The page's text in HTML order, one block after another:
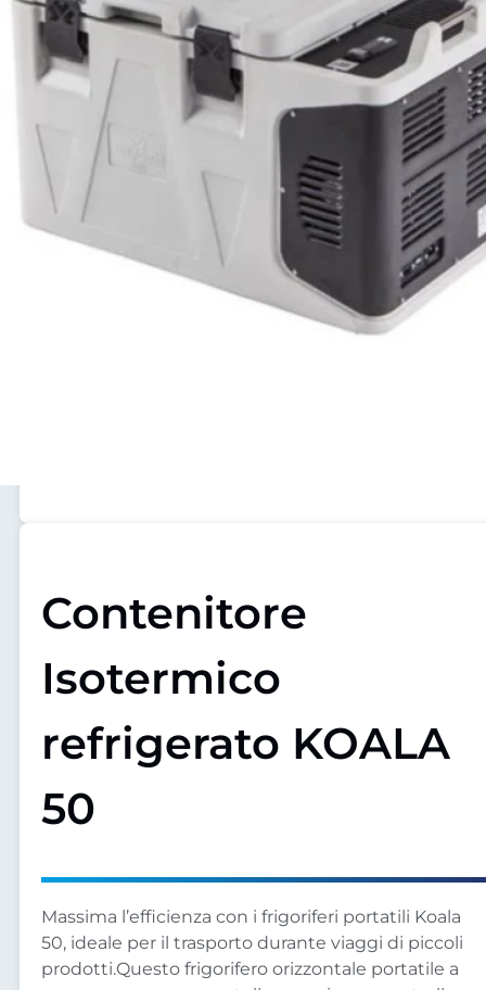
Contenitore
Isotermico
refrigerato KOALA
50
Massima l’efficienza con i frigoriferi portatili Koala
50, ideale per il trasporto durante viaggi di piccoli
prodotti.Questo frigorifero orizzontale portatile a